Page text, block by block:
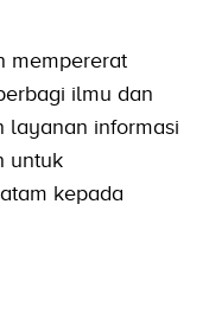
mempererat
ilmu dan
layanan informasi
untuk
kepada